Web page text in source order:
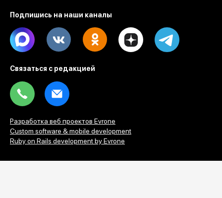
Фото: Лиски | Онлайн | Типичные | Подслушано
Редакция